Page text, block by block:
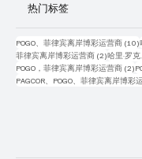
热门标签
POGO、菲律宾离岸博彩运营商 (10)
菲律宾离岸博彩运营商 (2)2 篇文章
哈里·罗
POGO，菲律宾离岸博彩运营商 (2)2
PAGCOR、POGO、菲律宾离岸博彩